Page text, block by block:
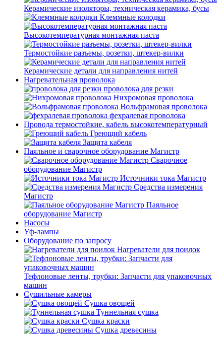
Керамические изоляторы, техническая керамика, бусы
Клеммные колодки
Высокотемпературная монтажная паста
Термостойкие разъемы, розетки, штекер-вилки
Керамические детали для направления нитей
Нагревательная проволока
проволока для резки
Нихромовая проволока
Вольфрамовая проволока
фехралевая проволока
Провода термостойкие, кабель высокотемпературный
Греющий кабель
Защита кабеля
Паяльное и сварочное оборудование Магистр
Сварочное
оборудование Магистр
Источники тока Магистр
Средства измерения
Магистр
Паяльное
оборудование Магистр
Насосы
Уф-лампы
Оборудование по запросу
Нагреватели для поилок
Тефлоновые ленты, трубки: Запчасти для упаковочных
машин
Сушильные камеры
Сушка овощей
Туннельная сушка
Сушка краски
Сушка древесины